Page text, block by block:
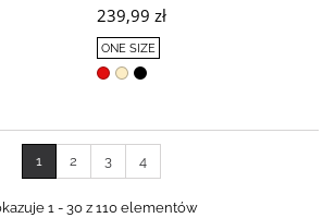
239,99 zł
ONE SIZE
1 2 3 4
1 - 30 z 110 elementów